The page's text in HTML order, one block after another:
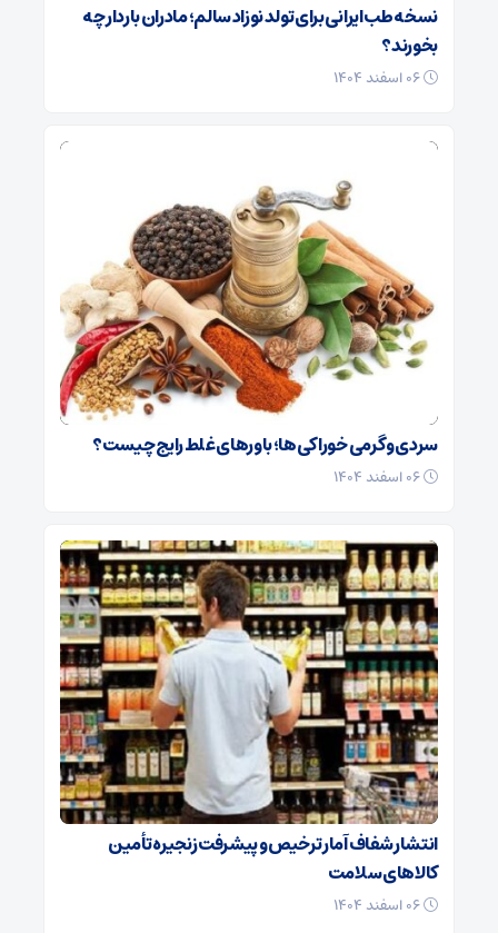
نسخه طب ایرانی برای تولد نوزاد سالم؛ مادران باردار چه
بخورند؟
سردی و گرمی خوراکی‌ها؛ باورهای غلط رایج چیست؟
انتشار شفاف آمار ترخیص و پیشرفت زنجیره تأمین
کالاهای سلامت